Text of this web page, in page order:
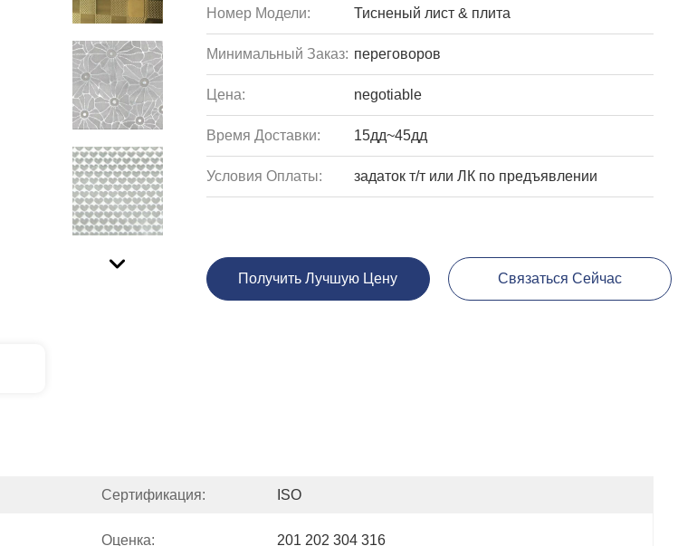
Номер Модели: Тисненый лист & плита
Минимальный Заказ: переговоров
Цена: negotiable
Время Доставки: 15дд~45дд
Условия Оплаты: задаток т/т или ЛК по предъявлении
Получить Лучшую Цену Связаться Сейчас
Сертификация: ISO
Оценка: 201 202 304 316